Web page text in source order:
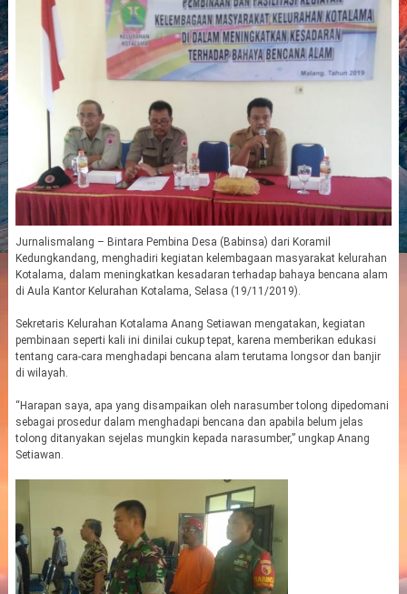
Jurnalismalang – Bintara Pembina Desa (Babinsa) dari Koramil
Kedungkandang, menghadiri kegiatan kelembagaan masyarakat kelurahan
Kotalama, dalam meningkatkan kesadaran terhadap bahaya bencana alam
di Aula Kantor Kelurahan Kotalama, Selasa (19/11/2019).
Sekretaris Kelurahan Kotalama Anang Setiawan mengatakan, kegiatan
pembinaan seperti kali ini dinilai cukup tepat, karena memberikan edukasi
tentang cara-cara menghadapi bencana alam terutama longsor dan banjir
di wilayah.
“Harapan saya, apa yang disampaikan oleh narasumber tolong dipedomani
sebagai prosedur dalam menghadapi bencana dan apabila belum jelas
tolong ditanyakan sejelas mungkin kepada narasumber,” ungkap Anang
Setiawan.